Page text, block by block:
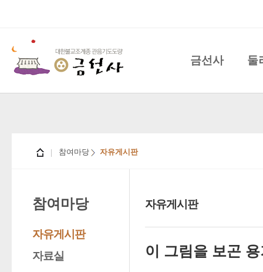
금선사 둘
참여마당 자유게시판
참여마당
자유게시판
자료실
자유게시판
이 그림을 보곤